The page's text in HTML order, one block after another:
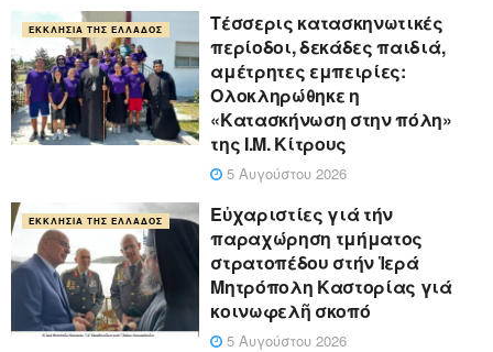
ΕΚΚΛΗΣΊΑ ΤΗΣ ΕΛΛΆΔΟΣ
Τέσσερις κατασκηνωτικές
περίοδοι, δεκάδες παιδιά,
αμέτρητες εμπειρίες:
Ολοκληρώθηκε η
«Κατασκήνωση στην πόλη»
της Ι.Μ. Κίτρους
5 Αυγούστου 2026
ΕΚΚΛΗΣΊΑ ΤΗΣ ΕΛΛΆΔΟΣ
Εὐχαριστίες γιά τήν
παραχώρηση τμήματος
στρατοπέδου στήν Ἱερά
Μητρόπολη Καστορίας γιά
κοινωφελῆ σκοπό
5 Αυγούστου 2026